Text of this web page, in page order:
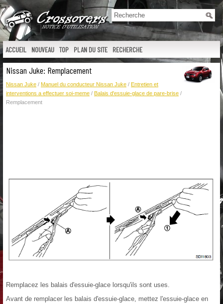
ACCUEIL NOUVEAU TOP PLAN DU SITE RECHERCHE
Nissan Juke: Remplacement
Nissan Juke / Manuel du conducteur Nissan Juke / Entretien et
interventions a effectuer soi-meme / Balais d'essuie-glace de pare-brise /
Remplacement
Remplacez les balais d'essuie-glace lorsqu'ils sont uses.
Avant de remplacer les balais d'essuie-glace, mettez l'essuie-glace en